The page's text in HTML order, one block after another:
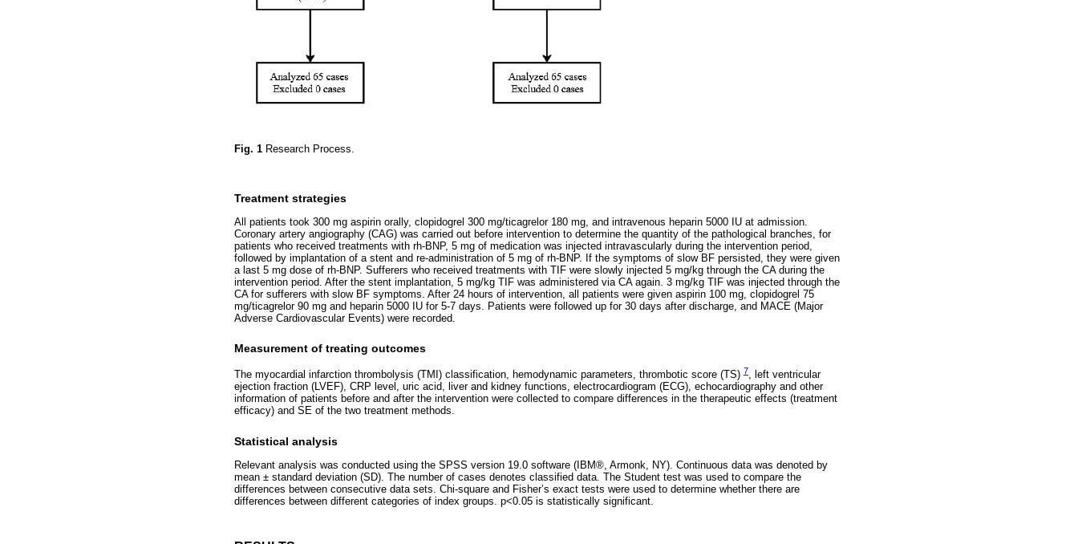
Fig. 1 Research Process.
Treatment strategies
All patients took 300 mg aspirin orally, clopidogrel 300 mg/ticagrelor 180 mg, and intravenous heparin 5000 IU at admission.
Coronary artery angiography (CAG) was carried out before intervention to determine the quantity of the pathological branches, for
patients who received treatments with rh-BNP, 5 mg of medication was injected intravascularly during the intervention period,
followed by implantation of a stent and re-administration of 5 mg of rh-BNP. If the symptoms of slow BF persisted, they were given
a last 5 mg dose of rh-BNP. Sufferers who received treatments with TIF were slowly injected 5 mg/kg through the CA during the
intervention period. After the stent implantation, 5 mg/kg TIF was administered via CA again. 3 mg/kg TIF was injected through the
CA for sufferers with slow BF symptoms. After 24 hours of intervention, all patients were given aspirin 100 mg, clopidogrel 75
mg/ticagrelor 90 mg and heparin 5000 IU for 5-7 days. Patients were followed up for 30 days after discharge, and MACE (Major
Adverse Cardiovascular Events) were recorded.
Measurement of treating outcomes
The myocardial infarction thrombolysis (TMI) classification, hemodynamic parameters, thrombotic score (TS) 7, left ventricular
ejection fraction (LVEF), CRP level, uric acid, liver and kidney functions, electrocardiogram (ECG), echocardiography and other
information of patients before and after the intervention were collected to compare differences in the therapeutic effects (treatment
efficacy) and SE of the two treatment methods.
Statistical analysis
Relevant analysis was conducted using the SPSS version 19.0 software (IBM®, Armonk, NY). Continuous data was denoted by
mean ± standard deviation (SD). The number of cases denotes classified data. The Student test was used to compare the
differences between consecutive data sets. Chi-square and Fisher’s exact tests were used to determine whether there are
differences between different categories of index groups. p<0.05 is statistically significant.